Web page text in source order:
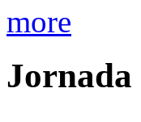
more
Jornada